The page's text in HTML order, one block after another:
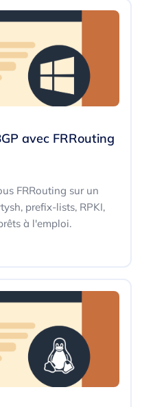
avec FRRouting
FRRouting sur un
prefix-lists, RPKI,
à l'emploi.